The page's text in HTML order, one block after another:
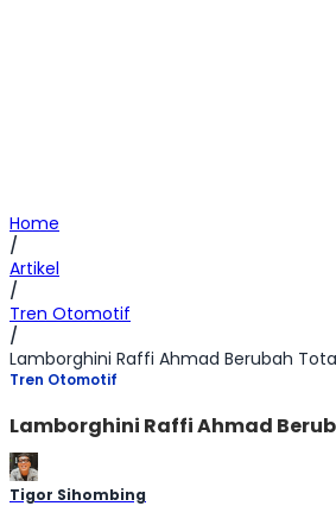
Home
/
Artikel
/
Tren Otomotif
/
Lamborghini Raffi Ahmad Berubah
Tren Otomotif
Lamborghini Raffi Ahmad
Tigor Sihombing